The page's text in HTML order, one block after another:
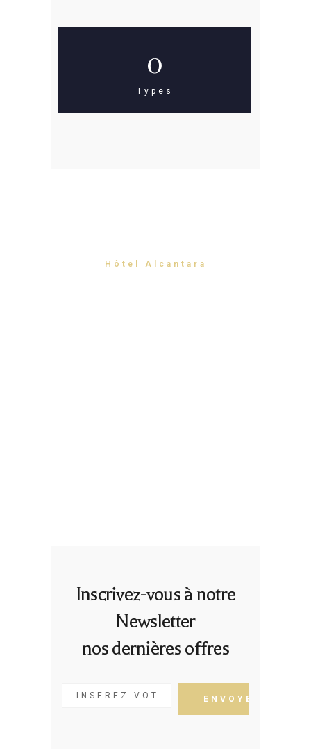
Types
0
Hôtel Alcantara
Inscrivez-vous à notre
Newsletter
nos dernières offres